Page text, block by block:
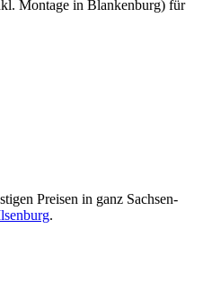
Montage in Blankenburg) für
Preisen in ganz Sachsen-
.